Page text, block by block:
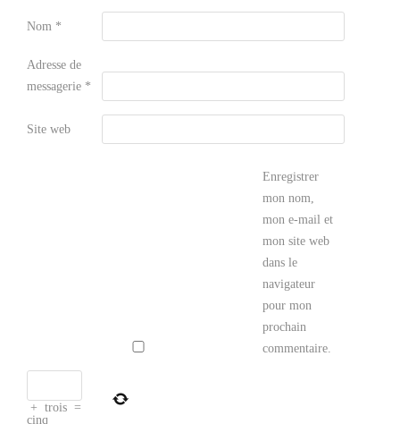
Nom *
Adresse de
messagerie *
Site web
Enregistrer
mon nom,
mon e-mail et
mon site web
dans le
navigateur
pour mon
prochain
commentaire.
+ trois =
cinq